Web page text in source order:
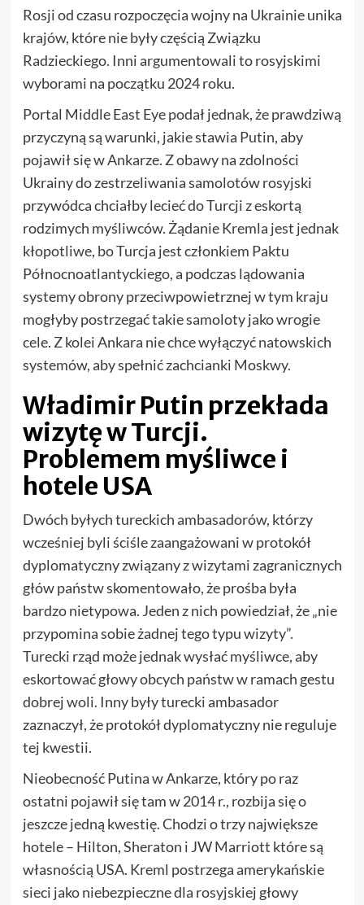
Rosji od czasu rozpoczęcia wojny na Ukrainie unika
krajów, które nie były częścią Związku
Radzieckiego. Inni argumentowali to rosyjskimi
wyborami na początku 2024 roku.
Portal Middle East Eye podał jednak, że prawdziwą
przyczyną są warunki, jakie stawia Putin, aby
pojawił się w Ankarze. Z obawy na zdolności
Ukrainy do zestrzeliwania samolotów rosyjski
przywódca chciałby lecieć do Turcji z eskortą
rodzimych myśliwców. Żądanie Kremla jest jednak
kłopotliwe, bo Turcja jest członkiem Paktu
Północnoatlantyckiego, a podczas lądowania
systemy obrony przeciwpowietrznej w tym kraju
mogłyby postrzegać takie samoloty jako wrogie
cele. Z kolei Ankara nie chce wyłączyć natowskich
systemów, aby spełnić zachcianki Moskwy.
Władimir Putin przekłada
wizytę w Turcji.
Problemem myśliwce i
hotele USA
Dwóch byłych tureckich ambasadorów, którzy
wcześniej byli ściśle zaangażowani w protokół
dyplomatyczny związany z wizytami zagranicznych
głów państw skomentowało, że prośba była
bardzo nietypowa. Jeden z nich powiedział, że „nie
przypomina sobie żadnej tego typu wizyty”.
Turecki rząd może jednak wysłać myśliwce, aby
eskortować głowy obcych państw w ramach gestu
dobrej woli. Inny były turecki ambasador
zaznaczył, że protokół dyplomatyczny nie reguluje
tej kwestii.
Nieobecność Putina w Ankarze, który po raz
ostatni pojawił się tam w 2014 r., rozbija się o
jeszcze jedną kwestię. Chodzi o trzy największe
hotele – Hilton, Sheraton i JW Marriott które są
własnością USA. Kreml postrzega amerykańskie
sieci jako niebezpieczne dla rosyjskiej głowy